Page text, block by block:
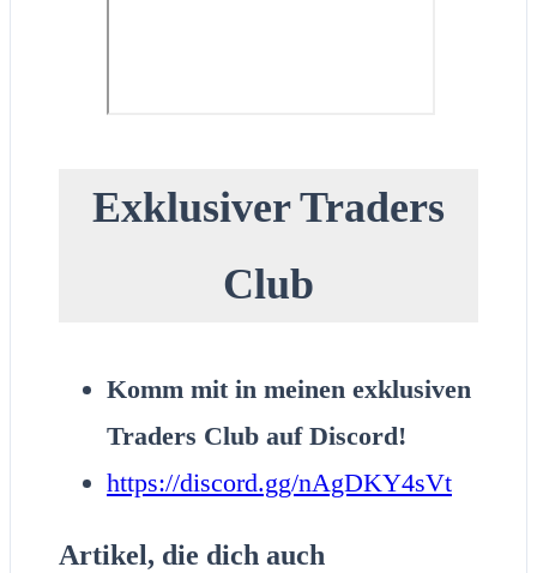
Exklusiver Traders
Club
Komm mit in meinen exklusiven
Traders Club auf Discord!
https://discord.gg/nAgDKY4sVt
Artikel, die dich auch